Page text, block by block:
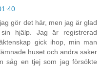
gör det här, men jag är glad
hjälp. Jag är registrerad
gick ihop, min man
huset och andra saker
såg en tjej som jag försökte